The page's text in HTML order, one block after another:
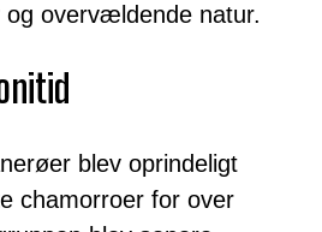
overvældende natur.
blev oprindeligt
chamorroer for over